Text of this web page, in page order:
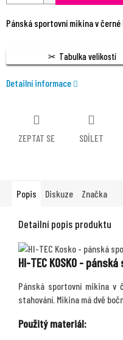
Pánská sportovní mikina v
Tabulka velikostí
Detailní informace
ZEPTAT SE SDÍLET
Popis Diskuze Značka
Detailní popis produktu
HI-TEC KOSKO -
Pánská sportovní mikina v
stahování. Mikina má dvě
Použitý materiál: